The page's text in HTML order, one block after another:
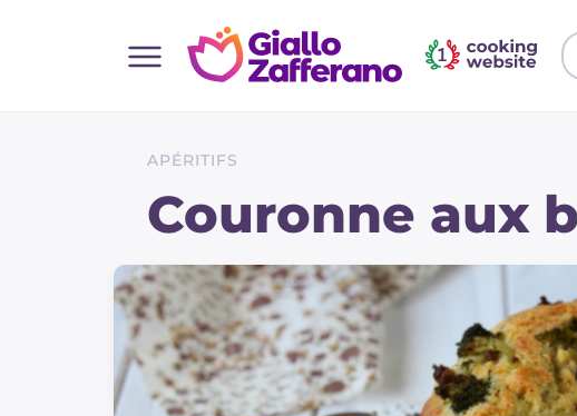
Toutes les recettes
Plats principaux
Boissons et rafraîchissements
Accompagnement
APÉRITIFS
Couronne aux